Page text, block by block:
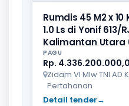
Rumdis 45 M2 x
1.0 Ls di Yonif 613/
Kalimantan Utara
PAGU
Rp.
Zidam VI Mlw TNI AD
Pertahanan
Detail tender→